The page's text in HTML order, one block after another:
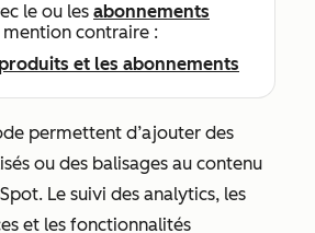
le ou les abonnements
mention contraire :
et les abonnements
permettent d’ajouter des
ou des balisages au contenu
Le suivi des analytics, les
et les fonctionnalités